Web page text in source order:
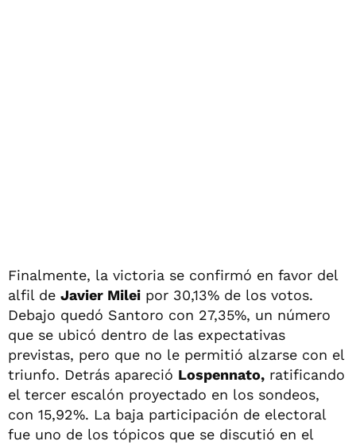
Finalmente, la victoria se confirmó en favor del
alfil de Javier Milei por 30,13% de los votos.
Debajo quedó Santoro con 27,35%, un número
que se ubicó dentro de las expectativas
previstas, pero que no le permitió alzarse con el
triunfo. Detrás apareció Lospennato, ratificando
el tercer escalón proyectado en los sondeos,
con 15,92%. La baja participación de electoral
fue uno de los tópicos que se discutió en el